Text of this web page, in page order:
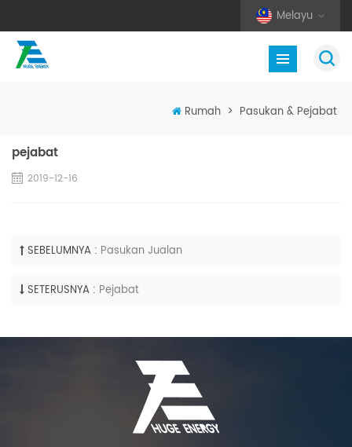
Melayu
Rumah > Pasukan & Pejabat
pejabat
2019-12-16
SEBELUMNYA : Pasukan Jualan
SETERUSNYA : Pejabat